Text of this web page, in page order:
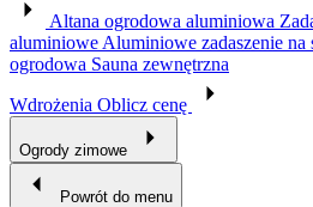
Altana ogrodowa aluminiowa
aluminiowe Aluminiowe zadaszenie na
ogrodowa Sauna zewnętrzna
Wdrożenia Oblicz cenę
Ogrody zimowe
Powrót do menu